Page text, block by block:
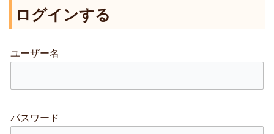
象
ログインする
ユーザー名
パスワード